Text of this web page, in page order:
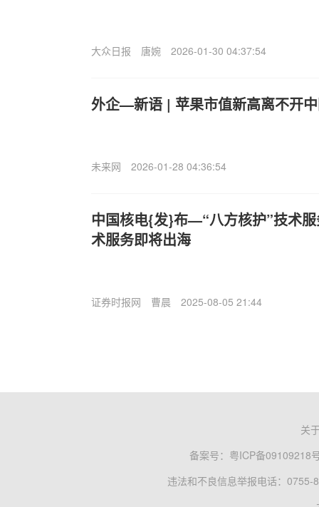
大众日报 唐婉 2026-01-30 04:37:54
外企—新语 | 苹果市值新高离不开
未来网 2026-01-28 04:36:54
中国核电{发}布—“八方核护”技术
术服务即将出海
证券时报网 曹晨 2025-08-05 21:44
关
备案号： 粤ICP备09109218
违法和不良信息举报电话：0755-